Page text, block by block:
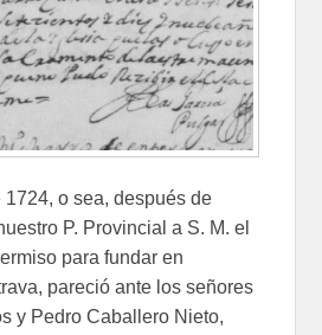
1724, o sea, después de
P. Provincial a S. M. el
para fundar en
pareció ante los señores
y Pedro Caballero Nieto,